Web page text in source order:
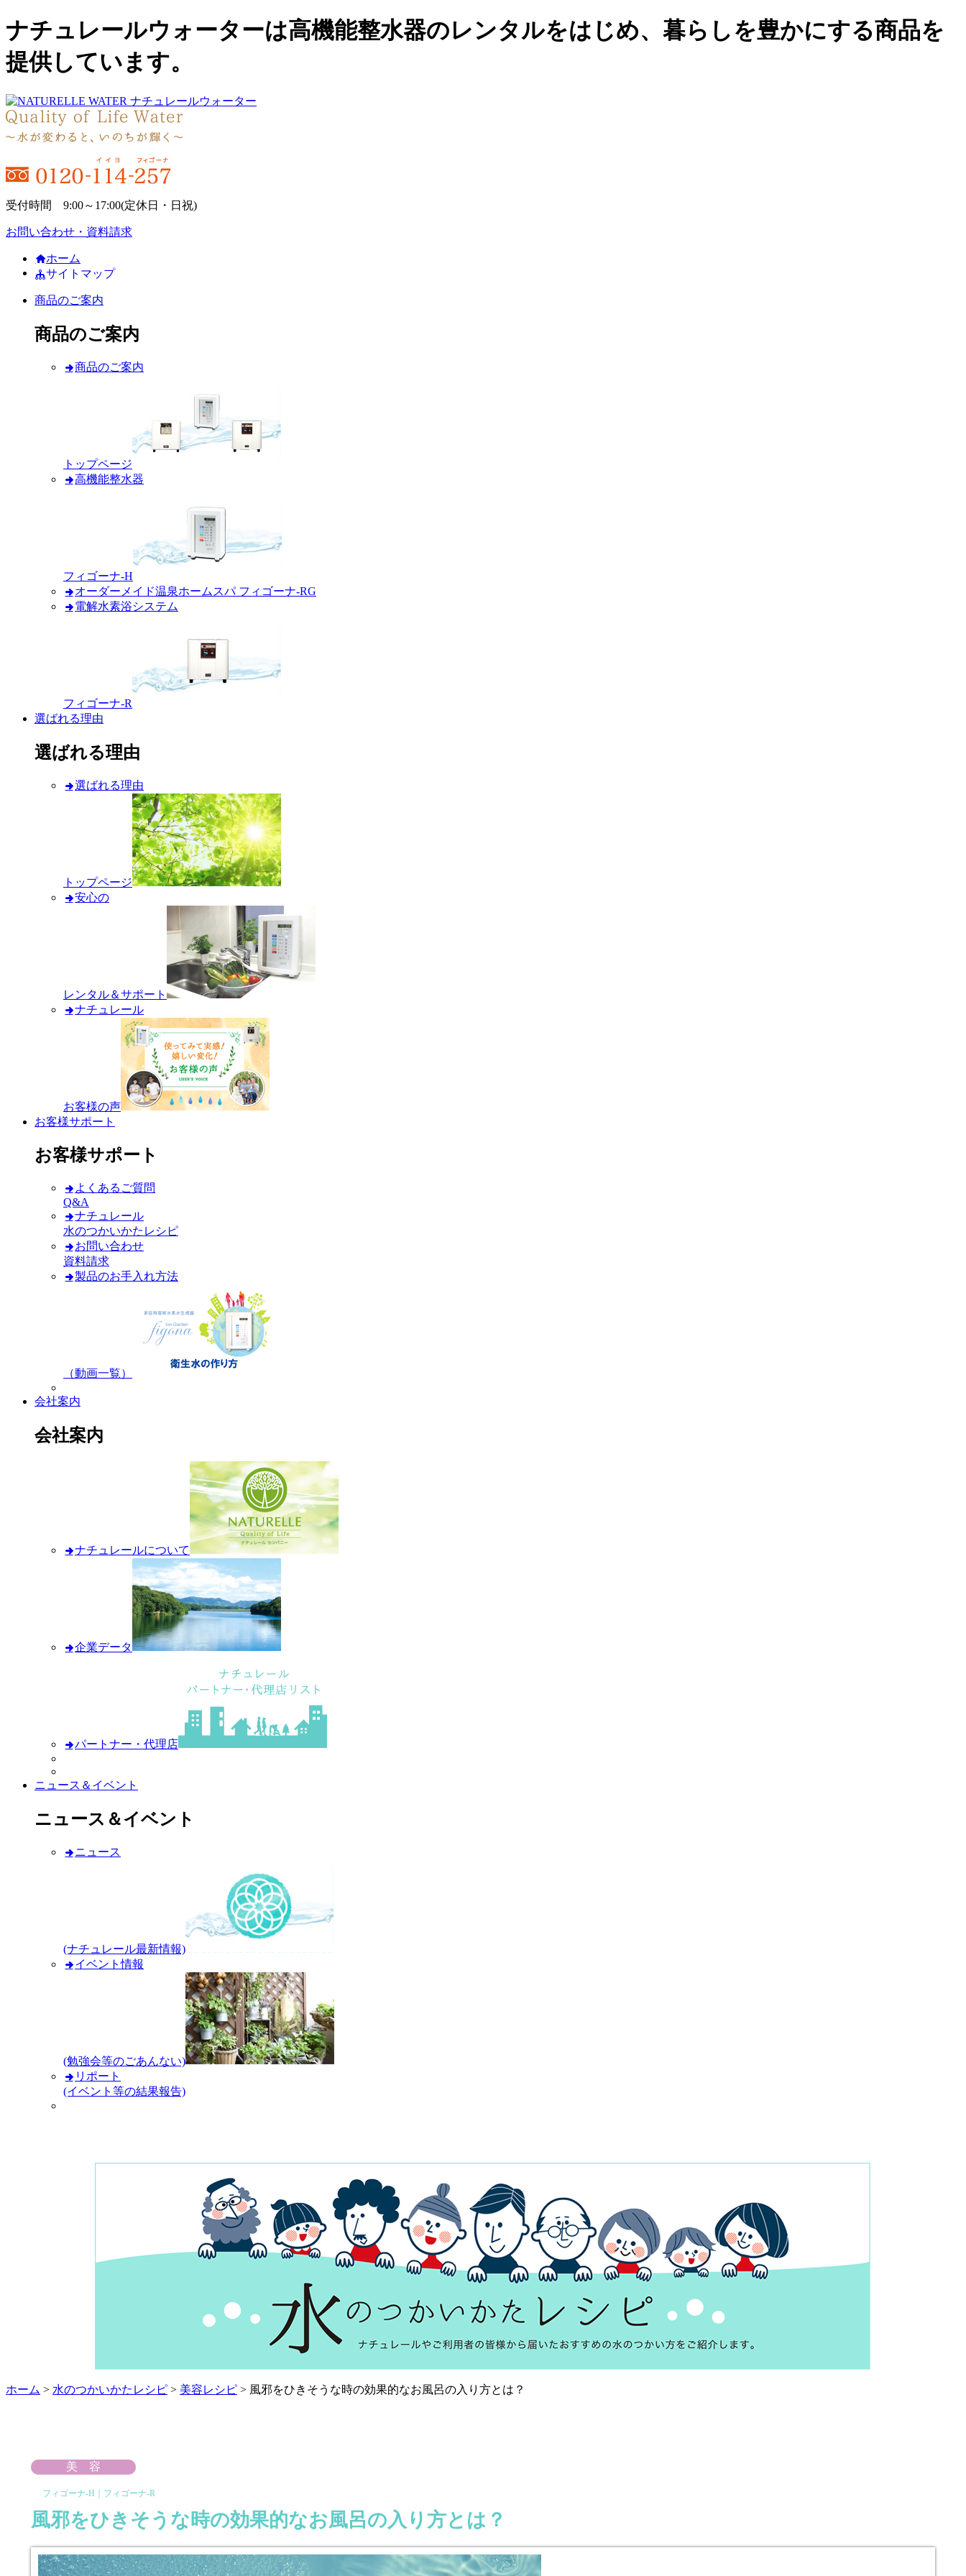
ナチュレールウォーターは高機能整水器のレンタルをはじめ、暮らしを豊かにする商品を
提供しています。
受付時間 9:00～17:00(定休日・日祝)
お問い合わせ・資料請求
ホーム
サイトマップ
商品のご案内
商品のご案内
商品のご案内
トップページ
高機能整水器
フィゴーナ-H
オーダーメイド温泉ホームスパ フィゴーナ-RG
電解水素浴システム
フィゴーナ-R
選ばれる理由
選ばれる理由
選ばれる理由
トップページ
安心の
レンタル＆サポート
ナチュレール
お客様の声
お客様サポート
お客様サポート
よくあるご質問
Q&A
ナチュレール
水のつかいかたレシピ
お問い合わせ
資料請求
製品のお手入れ方法
（動画一覧）
会社案内
会社案内
ナチュレールについて
企業データ
パートナー・代理店
ニュース＆イベント
ニュース＆イベント
ニュース
(ナチュレール最新情報)
イベント情報
(勉強会等のごあんない)
リポート
(イベント等の結果報告)
ホーム > 水のつかいかたレシピ > 美容レシピ > 風邪をひきそうな時の効果的なお風呂の入り方とは？
美容
フィゴーナ-H｜フィゴーナ-R
風邪をひきそうな時の効果的なお風呂の入り方とは？